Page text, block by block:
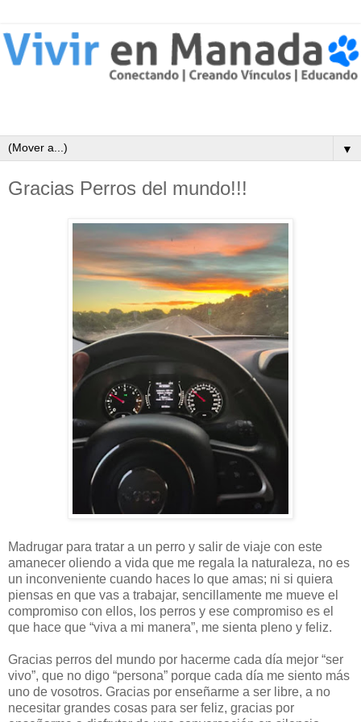
▼
Gracias Perros del mundo!!!
Madrugar para tratar a un perro y salir de viaje con este
amanecer oliendo a vida que me regala la naturaleza, no es
un inconveniente cuando haces lo que amas; ni si quiera
piensas en que vas a trabajar, sencillamente me mueve el
compromiso con ellos, los perros y ese compromiso es el
que hace que “viva a mi manera”, me sienta pleno y feliz.
Gracias perros del mundo por hacerme cada día mejor “ser
vivo”, que no digo “persona” porque cada día me siento más
uno de vosotros. Gracias por enseñarme a ser libre, a no
necesitar grandes cosas para ser feliz, gracias por